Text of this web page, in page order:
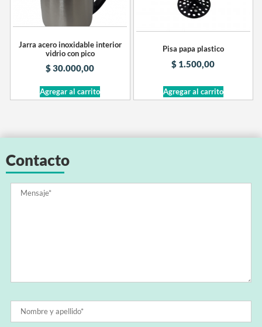
Jarra acero inoxidable interior
vidrio con pico
$30.000,00
Agregar al carrito
Pisa papa plastico
$ 1.500,00
Agregar al carrito
Contacto